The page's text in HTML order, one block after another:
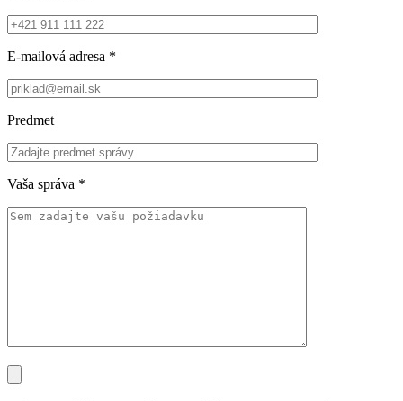
E-mailová adresa *
Predmet
Vaša správa *